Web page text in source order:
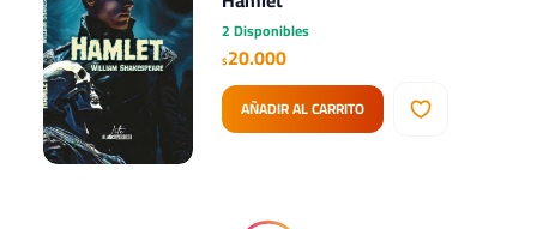
2 Disponibles
$20.000
AÑADIR AL CARRITO